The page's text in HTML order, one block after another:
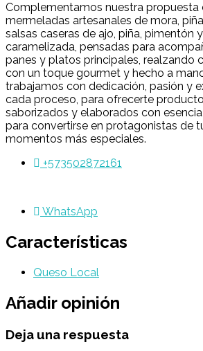
Complementamos nuestra propuesta
mermeladas artesanales de mora,
salsas caseras de ajo, piña, pimentón
caramelizada, pensadas para
panes y platos principales, realzando
con un toque gourmet y hecho a
trabajamos con dedicación, pasión y
cada proceso, para ofrecerte
saborizados y elaborados con
para convertirse en protagonistas de
momentos más especiales.
+573502872161
WhatsApp
Características
Queso Local
Añadir opinión
Deja una respuesta